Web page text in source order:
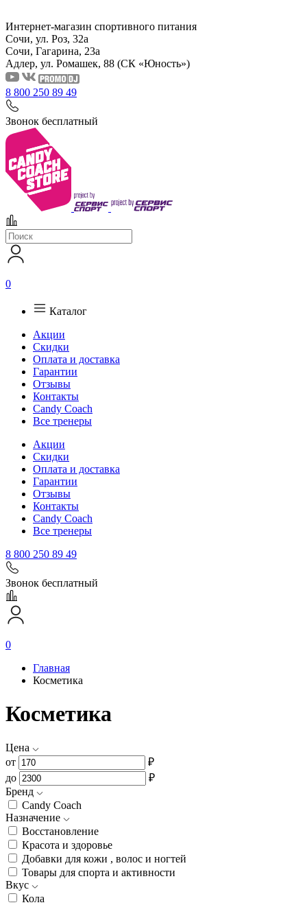
Интернет-магазин спортивного питания
Сочи, ул. Роз, 32а
Сочи, Гагарина, 23а
Адлер, ул. Ромашек, 88 (СК «Юность»)
8 800 250 89 49
Звонок бесплатный
0
Каталог
Акции
Скидки
Оплата и доставка
Гарантии
Отзывы
Контакты
Candy Coach
Все тренеры
Акции
Скидки
Оплата и доставка
Гарантии
Отзывы
Контакты
Candy Coach
Все тренеры
8 800 250 89 49
Звонок бесплатный
0
Главная
Косметика
Косметика
Цена
от
₽
до
₽
Бренд
Candy Coach
Назначение
Восстановление
Красота и здоровье
Добавки для кожи , волос и ногтей
Товары для спорта и активности
Вкус
Кола